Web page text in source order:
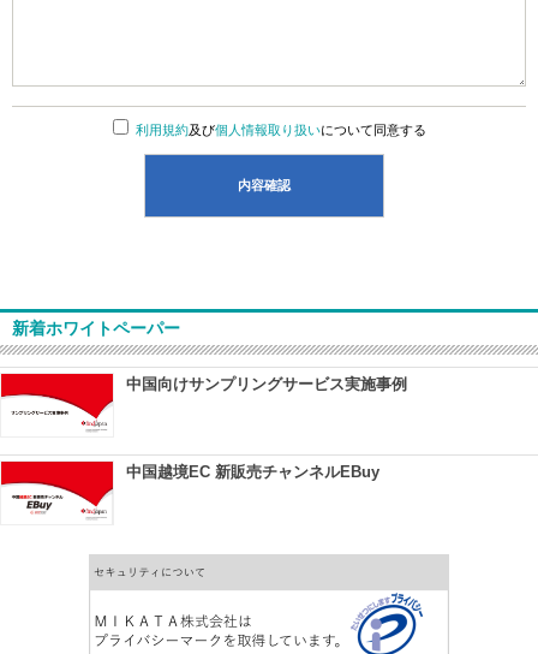
利用規約及び個人情報取り扱いについて同意する
新着ホワイトペーパー
中国向けサンプリングサービス実施事例
中国越境EC 新販売チャンネルEBuy